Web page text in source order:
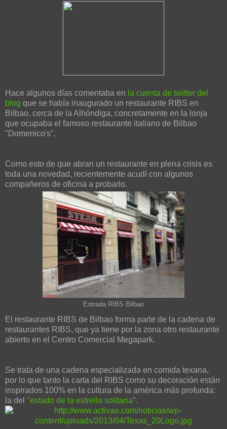
Hace algunos días comentaba en la cuenta de twitter del
blog que se había inaugurado un restaurante RIBS en
Bilbao, cerca de la Alhóndiga, concretamente en la lonja
que ocupaba el famoso restaurante italiano de Bilbao
"Domenico's".
Como esto de que abran un restaurante en plena crisis es
toda una novedad, recientemente acudí con algunos
compañeros de oficina a probarlo.
Entrada RIBS Bilbao
El restaurante RIBS de Bilbao forma parte de la cadena de
restaurantes RIBS, que ya tiene por la zona otro restaurante
abierto en el Centro Comercial Megapark.
Se trata de una cadena especializada en comida texana,
por lo que tanto la carta del RIBS como su decoración están
inspirados 100% en la cultura de la américa más profunda:
la del "estado de la estrella solitaria".